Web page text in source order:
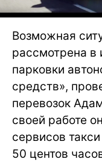
Возможная
рассмотрена в
парковки
средств»,
перевозок
своей работе
сервисов
50 центов